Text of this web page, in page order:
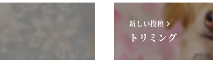
新しい投稿
トリミング